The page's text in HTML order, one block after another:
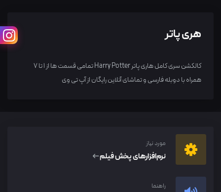
هری پاتر
کالکشن سری کامل هاری پاتر Harry Potter تمامی قسمت ها از 1 تا 7
همراه با دوبله فارسی و تماشای آنلاین رایگان از آپ تی وی
مورد نیاز
نرم‌افزار‌های پخش فیلم
راهنما